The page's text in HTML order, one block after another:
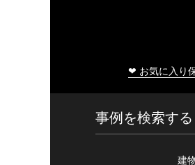
❤ お気に入り
事例を検索する
建